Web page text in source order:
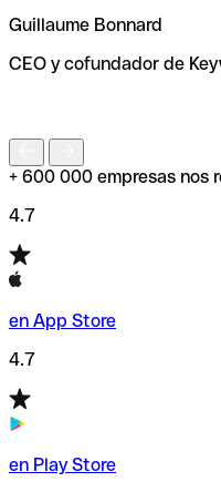
de enviar tu transferencia.
Guillaume Bonnard
CEO y cofundador de
+ 600 000 empresas nos
4.7
en App Store
4.7
en Play Store